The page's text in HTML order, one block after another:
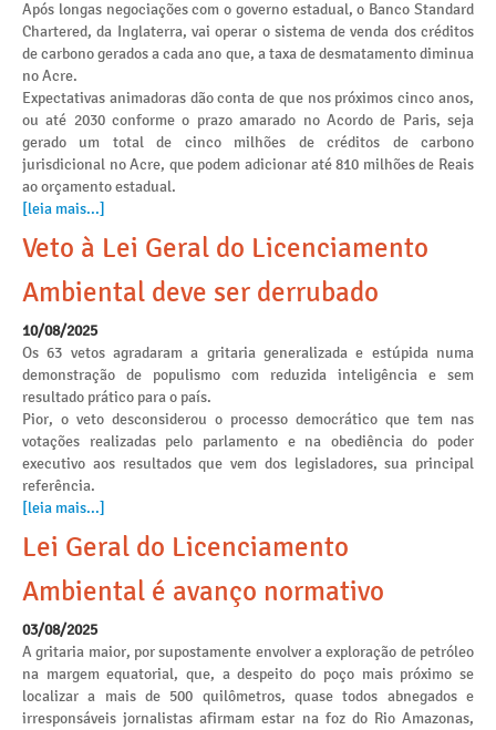
Após longas negociações com o governo estadual, o Banco Standard
Chartered, da Inglaterra, vai operar o sistema de venda dos créditos
de carbono gerados a cada ano que, a taxa de desmatamento diminua
no Acre.
Expectativas animadoras dão conta de que nos próximos cinco anos,
ou até 2030 conforme o prazo amarado no Acordo de Paris, seja
gerado um total de cinco milhões de créditos de carbono
jurisdicional no Acre, que podem adicionar até 810 milhões de Reais
ao orçamento estadual.
[leia mais...]
Veto à Lei Geral do Licenciamento
Ambiental deve ser derrubado
10/08/2025
Os 63 vetos agradaram a gritaria generalizada e estúpida numa
demonstração de populismo com reduzida inteligência e sem
resultado prático para o país.
Pior, o veto desconsiderou o processo democrático que tem nas
votações realizadas pelo parlamento e na obediência do poder
executivo aos resultados que vem dos legisladores, sua principal
referência.
[leia mais...]
Lei Geral do Licenciamento
Ambiental é avanço normativo
03/08/2025
A gritaria maior, por supostamente envolver a exploração de petróleo
na margem equatorial, que, a despeito do poço mais próximo se
localizar a mais de 500 quilômetros, quase todos abnegados e
irresponsáveis jornalistas afirmam estar na foz do Rio Amazonas,